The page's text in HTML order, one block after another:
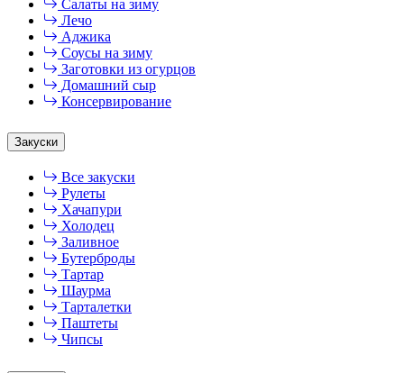
Салаты на зиму
Лечо
Аджика
Соусы на зиму
Заготовки из огурцов
Домашний сыр
Консервирование
Закуски
Все закуски
Рулеты
Хачапури
Холодец
Заливное
Бутерброды
Тартар
Шаурма
Тарталетки
Паштеты
Чипсы